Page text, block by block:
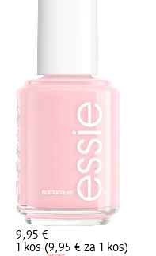
9,95 €
1 kos (9,95 € za 1 kos)